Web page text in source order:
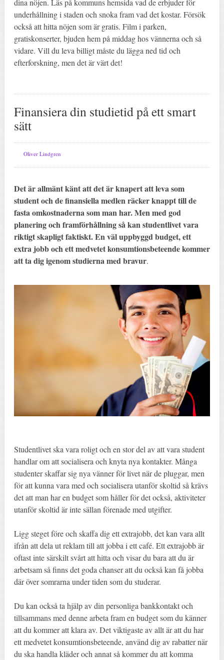
dina nöjen. Läs på kommuns hemsida vad de erbjuder för
underhållning i staden och snoka fram vad det kostar. Försök
också att hitta nöjen som är gratis. Film i parken,
gratiskonserter, bjuden hem på middag hos vännerna och så
vidare. Vill du leva billigt måste du lägga ned tid och
efterforskning, men det är värt det!
Finansiera din studietid på ett smart
sätt
Oliver Lindgren
Det är allmänt känt att det är knapert att leva som
student och de finansiella medlen räcker knappt till de
fasta omkostnaderna som man har. Men med god
planering och framförhållning så kan studentlivet vara
riktigt skapligt faktiskt. En väl uppbyggd budget, ett
extra jobb och ett medvetet konsumtionsbeteende kommer
att ta dig igenom studierna med bravur.
Studentlivet ska vara roligt och en stor del av att vara student
handlar om att socialisera och knyta nya kontakter. Många
studenter skaffar sig nya vänner för livet när de pluggar, men
för att kunna vara med och socialisera utanför skoltid så krävs
det att man har en budget som håller för det också, aktiviteter
utanför skoltid är inte sällan förenade med utgifter.
Ligg steget före och skaffa dig ett extrajobb, det kan vara allt
ifrån att dela ut reklam till att jobba i ett café. Ett extrajobb är
oftast inte särskilt svårt att hitta och visar du bara att du är
arbetsam så finns det goda chanser att du också kan få jobba
där över somrarna under tiden som du studerar.
Du kan också ta hjälp av din personliga bankkontakt och
tillsammans med denne arbeta fram en budget som du känner
att du kommer att klara av. Det viktigaste av allt är att du har
ett medvetet konsumtionsbeteende, använd dig av rabatter när
du ska handla kläder och annat så kommer du att komma